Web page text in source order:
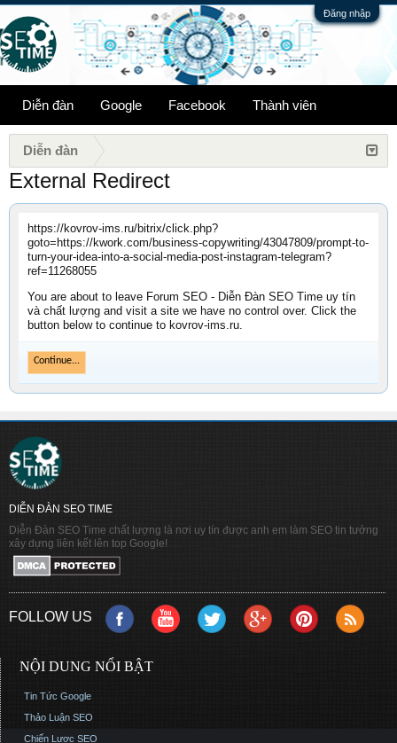
Đăng nhập
Diễn đàn Google Facebook Thành viên
Diễn đàn
External Redirect
https://kovrov-ims.ru/bitrix/click.php?
goto=https://kwork.com/business-copywriting/43047809/prompt-to-
turn-your-idea-into-a-social-media-post-instagram-telegram?
ref=11268055
You are about to leave Forum SEO - Diễn Đàn SEO Time uy tín
và chất lượng and visit a site we have no control over. Click the
button below to continue to kovrov-ims.ru.
Continue...
DIỄN ĐÀN SEO TIME
Diễn Đàn SEO Time chất lượng là nơi uy tín được anh em làm SEO tin tưởng
xây dựng liên kết lên top Google!
FOLLOW US
NỘI DUNG NỔI BẬT
Tin Tức Google
Thảo Luận SEO
Chiến Lược SEO